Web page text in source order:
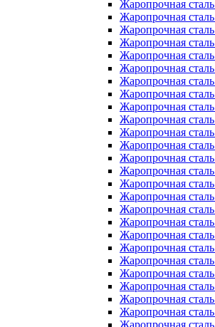
Жаропрочная
Жаропрочная
Жаропрочная
Жаропрочная
Жаропрочная
Жаропрочная
Жаропрочная
Жаропрочная
Жаропрочная
Жаропрочная
Жаропрочная
Жаропрочная
Жаропрочная
Жаропрочная
Жаропрочная
Жаропрочная
Жаропрочная
Жаропрочная
Жаропрочная
Жаропрочная
Жаропрочная
Жаропрочная
Жаропрочная
Жаропрочная
Жаропрочная
Жаропрочная